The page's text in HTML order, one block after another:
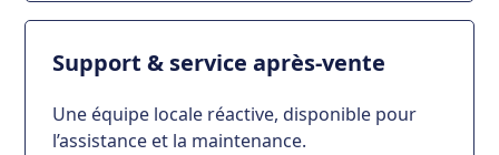
Support & service après-vente
Une équipe locale réactive, disponible pour
l’assistance et la maintenance.